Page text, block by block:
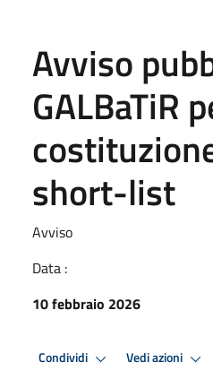
Avviso
GALBaTiR
short-list
Avviso
Data :
10 febbraio 2026
Condividi Vedi azioni